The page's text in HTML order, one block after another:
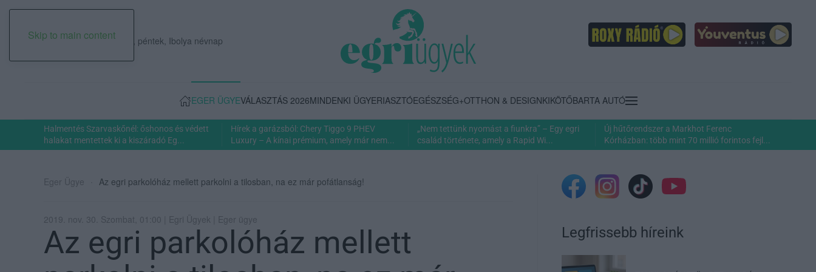
Skip to main content
2026. augusztus 07., péntek, Ibolya névnap
EGER ÜGYEVÁLASZTÁS 2026MINDENKI ÜGYERIASZTÓEGÉSZSÉG+OTTHON & DESIGNKIKÖTŐBARTA AUTÓ
Halmentés Szarvaskőnél: őshonos és védett
halakat mentettek ki a kiszáradó Eg...
Hírek a garázsból: Chery Tiggo 9 PHEV
Luxury – A kínai prémium, amely már nem...
„Nem tettünk nyomást a fiunkra” – Egy egri
család története, amely a Rapid Wi...
Új hűtőrendszer a Markhot Ferenc
Kórházban: több mint 70 millió forintos fejl...
Eger Ügye Az egri parkolóház mellett parkolni a tilosban, na ez már pofátlanság!
2019. nov. 30. Szombat, 01:00 | Egri Ügyek | Eger ügye
Az egri parkolóház mellett
Legfrissebb híreink